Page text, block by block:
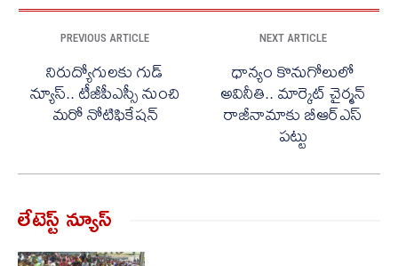
PREVIOUS ARTICLE
నిరుద్యోగులకు గుడ్​
న్యూస్​.. టీజీపీఎస్సీ నుంచి
మరో నోటిఫికేషన్
NEXT ARTICLE
ధాన్యం కొనుగోలులో
అవినీతి.. మార్కెట్ చైర్మన్
రాజీనామాకు బీఆర్ఎస్
పట్టు
లేటెస్ట్ న్యూస్‌